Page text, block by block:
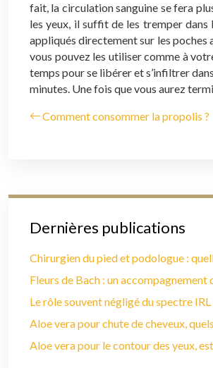
fait, la circulation sanguine se fera
les yeux, il suffit de les tremper dans
appliqués directement sur les poches
vous pouvez les utiliser comme à
temps pour se libérer et s’infiltrer
minutes. Une fois que vous aurez
Comment consommer la propolis ?
Dernières publications
Chirurgien du pied et podologue :
Fleurs de Bach : un
Le rôle souvent négligé du spectre
Aloe vera pour chute de cheveux,
Aloe vera pour le contour des yeux,